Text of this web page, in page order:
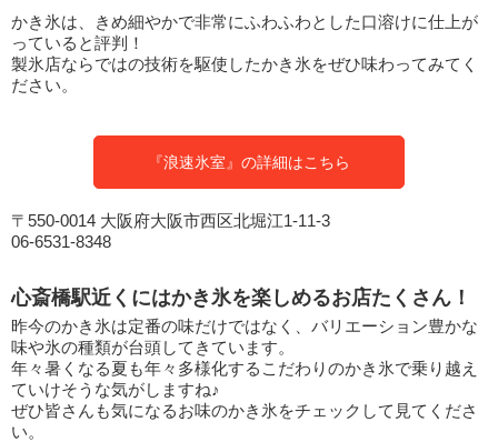
かき氷は、きめ細やかで非常にふわふわとした口溶けに仕上が
っていると評判！
製氷店ならではの技術を駆使したかき氷をぜひ味わってみてく
ださい。
『浪速氷室』の詳細はこちら
〒550-0014 大阪府大阪市西区北堀江1-11-3
06-6531-8348
心斎橋駅近くにはかき氷を楽しめるお店たくさん！
昨今のかき氷は定番の味だけではなく、バリエーション豊かな
味や氷の種類が台頭してきています。
年々暑くなる夏も年々多様化するこだわりのかき氷で乗り越え
ていけそうな気がしますね♪
ぜひ皆さんも気になるお味のかき氷をチェックして見てくださ
い。